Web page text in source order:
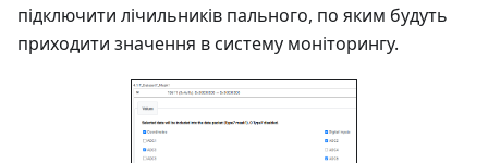
підключити лічильників пального, по яким будуть
приходити значення в систему моніторингу.